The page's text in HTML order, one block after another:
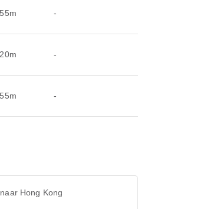
-
-
-
Hong Kong